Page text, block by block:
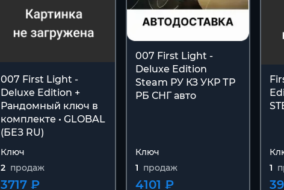
007 First Light -
Deluxe Edition +
Рандомный ключ в
комплекте • GLOBAL
(БЕЗ RU)
Ключ
2 продаж
3717 ₽
007 First Light -
Deluxe Edition
Steam РУ КЗ УКР ТР
РБ СНГ авто
Ключ
1 продаж
4101 ₽
1